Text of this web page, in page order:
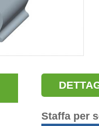
Staffa per